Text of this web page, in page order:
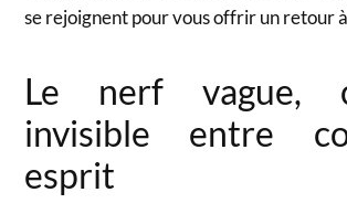
se rejoignent pour vous offrir un retour
Le nerf vague,
invisible entre
esprit